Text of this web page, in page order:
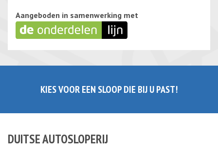
Aangeboden in samenwerking met
KIES VOOR EEN SLOOP DIE BIJ U PAST!
DUITSE AUTOSLOPERIJ